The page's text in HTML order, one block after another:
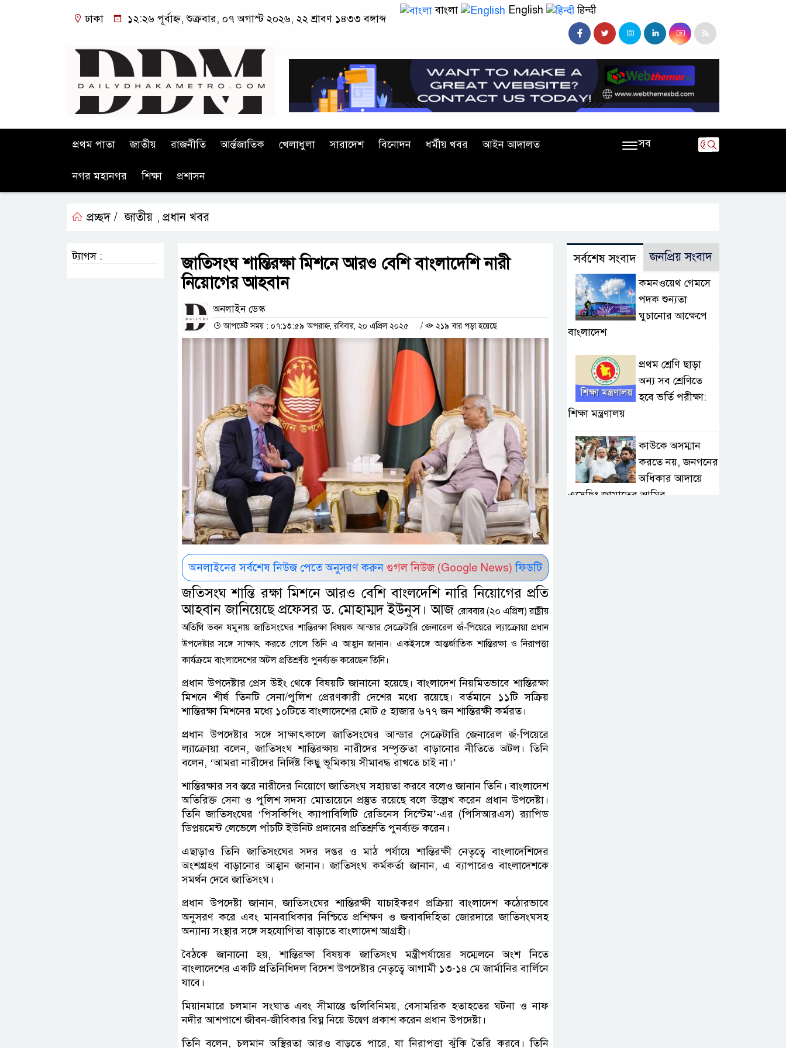
ঢাকা ১২:২৬ পূর্বাহ্ন, শুক্রবার, ০৭ অগাস্ট ২০২৬, ২২ শ্রাবণ ১৪৩৩ বঙ্গাব্দ
বাংলা English हिन्दी
প্রথম পাতা জাতীয় রাজনীতি আর্ন্তজাতিক খেলাধুলা সারাদেশ বিনোদন ধর্মীয় খবর আইন আদালত
নগর মহানগর শিক্ষা প্রশাসন
সব
প্রচ্ছদ / জাতীয় , প্রধান খবর
জাতিসংঘ শান্তিরক্ষা মিশনে আরও বেশি বাংলাদেশি নারী
নিয়োগের আহবান
অনলাইন ডেস্ক
আপডেট সময় : ০৭:১৩:৫৯ অপরাহ্ন, রবিবার, ২০ এপ্রিল ২০২৫ / ২১৯ বার পড়া হয়েছে
অনলাইনের সর্বশেষ নিউজ পেতে অনুসরণ করুন গুগল নিউজ (Google News) ফিডটি
জতিসংঘ শান্তি রক্ষা মিশনে আরও বেশি বাংলদেশি নারি নিয়োগের প্রতি
আহবান জানিয়েছে প্রফেসর ড. মোহাম্মদ ইউনুস। আজ রোববার (২০ এপ্রিল) রাষ্ট্রীয়
অতিথি ভবন যমুনায় জাতিসংঘের শান্তিরক্ষা বিষয়ক আন্ডার সেক্রেটারি জেনারেল জঁ-পিয়েরে ল্যাক্রোয়া প্রধান
উপদেষ্টার সঙ্গে সাক্ষাৎ করতে গেলে তিনি এ আহ্বান জানান। একইসঙ্গে আন্তর্জাতিক শান্তিরক্ষা ও নিরাপত্তা
কার্যক্রমে বাংলাদেশের অটল প্রতিশ্রুতি পুনর্ব্যক্ত করেছেন তিনি।
প্রধান উপদেষ্টার প্রেস উইং থেকে বিষয়টি জানানো হয়েছে। বাংলাদেশ নিয়মিতভাবে শান্তিরক্ষা
মিশনে শীর্ষ তিনটি সেনা/পুলিশ প্রেরণকারী দেশের মধ্যে রয়েছে। বর্তমানে ১১টি সক্রিয়
শান্তিরক্ষা মিশনের মধ্যে ১০টিতে বাংলাদেশের মোট ৫ হাজার ৬৭৭ জন শান্তিরক্ষী কর্মরত।
প্রধান উপদেষ্টার সঙ্গে সাক্ষাৎকালে জাতিসংঘের আন্ডার সেক্রেটারি জেনারেল জঁ-পিয়েরে
ল্যাক্রোয়া বলেন, জাতিসংঘ শান্তিরক্ষায় নারীদের সম্পৃক্ততা বাড়ানোর নীতিতে অটল। তিনি
বলেন, ‘আমরা নারীদের নির্দিষ্ট কিছু ভূমিকায় সীমাবদ্ধ রাখতে চাই না।’
শান্তিরক্ষার সব স্তরে নারীদের নিয়োগে জাতিসংঘ সহায়তা করবে বলেও জানান তিনি। বাংলাদেশ
অতিরিক্ত সেনা ও পুলিশ সদস্য মোতায়েনে প্রস্তুত রয়েছে বলে উল্লেখ করেন প্রধান উপদেষ্টা।
তিনি জাতিসংঘের ‘পিসকিপিং ক্যাপাবিলিটি রেডিনেস সিস্টেম’-এর (পিসিআরএস) র‍্যাপিড
ডিপ্লয়মেন্ট লেভেলে পাঁচটি ইউনিট প্রদানের প্রতিশ্রুতি পুনর্ব্যক্ত করেন।
এছাড়াও তিনি জাতিসংঘের সদর দপ্তর ও মাঠ পর্যায়ে শান্তিরক্ষী নেতৃত্বে বাংলাদেশিদের
অংশগ্রহণ বাড়ানোর আহ্বান জানান। জাতিসংঘ কর্মকর্তা জানান, এ ব্যাপারেও বাংলাদেশকে
সমর্থন দেবে জাতিসংঘ।
প্রধান উপদেষ্টা জানান, জাতিসংঘের শান্তিরক্ষী যাচাইকরণ প্রক্রিয়া বাংলাদেশ কঠোরভাবে
অনুসরণ করে এবং মানবাধিকার নিশ্চিতে প্রশিক্ষণ ও জবাবদিহিতা জোরদারে জাতিসংঘসহ
অন্যান্য সংস্থার সঙ্গে সহযোগিতা বাড়াতে বাংলাদেশ আগ্রহী।
বৈঠকে জানানো হয়, শান্তিরক্ষা বিষয়ক জাতিসংঘ মন্ত্রীপর্যায়ের সম্মেলনে অংশ নিতে
বাংলাদেশের একটি প্রতিনিধিদল বিদেশ উপদেষ্টার নেতৃত্বে আগামী ১৩-১৪ মে জার্মানির বার্লিনে
যাবে।
মিয়ানমারে চলমান সংঘাত এবং সীমান্তে গুলিবিনিময়, বেসামরিক হতাহতের ঘটনা ও নাফ
নদীর আশপাশে জীবন-জীবিকার বিঘ্ন নিয়ে উদ্বেগ প্রকাশ করেন প্রধান উপদেষ্টা।
তিনি বলেন, চলমান অস্থিরতা আরও বাড়তে পারে, যা নিরাপত্তা ঝুঁকি তৈরি করবে। তিনি
ট্যাগস : সর্বশেষ সংবাদ জনপ্রিয় সংবাদ
কমনওয়েথ গেমসে
পদক শুন্যতা
ঘুচানোর আক্ষেপে
বাংলাদেশ
প্রথম শ্রেণি ছাড়া
অন্য সব শ্রেণিতে
হবে ভর্তি পরীক্ষা:
শিক্ষা মন্ত্রণালয়
কাউকে অসম্মান
করতে নয়, জনগনের
অধিকার আদায়ে
এসেছিঃ জামাতের আমির